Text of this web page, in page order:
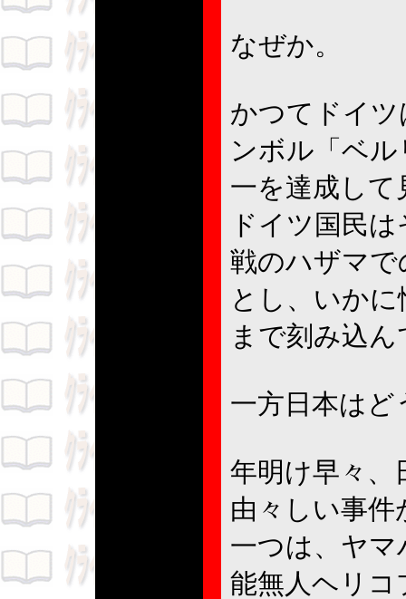
なぜか。
かつてドイ
ンボル「ベ
一を達成して
ドイツ国民
戦のハザマで
とし、いか
まで刻み込
一方日本はど
年明け早々、
由々しい事件
一つは、ヤマ
能無人ヘリコ